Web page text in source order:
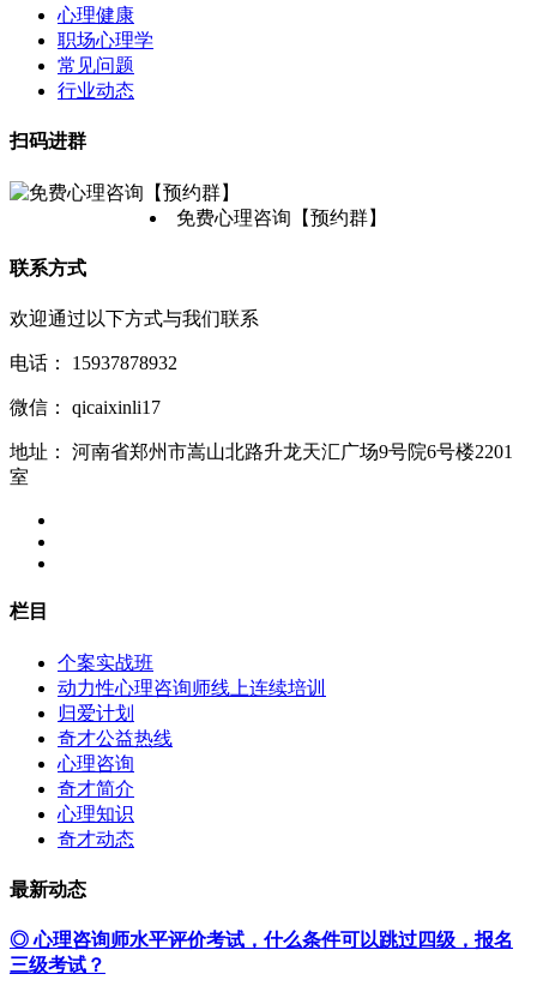
心理健康
职场心理学
常见问题
行业动态
扫码进群
免费心理咨询【预约群】
联系方式
欢迎通过以下方式与我们联系
电话： 15937878932
微信： qicaixinli17
地址：
河南省郑州市嵩山北路升龙天汇广场9号院6号楼2201
室
栏目
个案实战班
动力性心理咨询师线上连续培训
归爱计划
奇才公益热线
心理咨询
奇才简介
心理知识
奇才动态
最新动态
◎ 心理咨询师水平评价考试，什么条件可以跳过四级，报名
三级考试？